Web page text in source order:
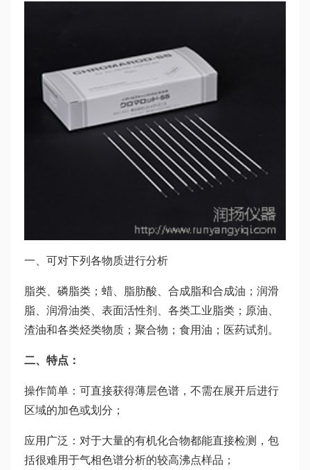
一、可对下列各物质进行分析
脂类、磷脂类；蜡、脂肪酸、合成脂和合成油；润滑
脂、润滑油类、表面活性剂、各类工业脂类；原油、
渣油和各类烃类物质；聚合物；食用油；医药试剂。
二、特点：
操作简单：可直接获得薄层色谱，不需在展开后进行
区域的加色或划分；
应用广泛：对于大量的有机化合物都能直接检测，包
括很难用于气相色谱分析的较高沸点样品；